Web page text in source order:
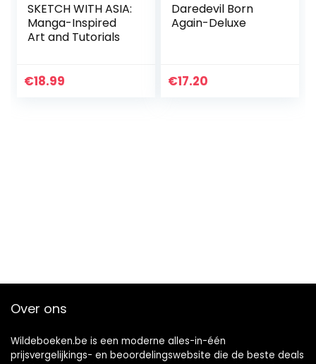
SKETCH WITH ASIA:
Manga-Inspired
Art and Tutorials
€18.99
Daredevil Born
Again-Deluxe
€17.20
Over ons
Wildeboeken.be is een moderne alles-in-één
prijsvergelijkings- en beoordelingswebsite die de beste deals